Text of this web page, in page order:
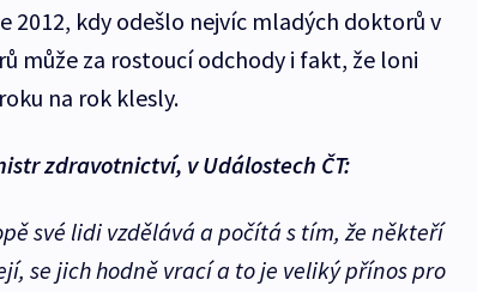
2012, kdy odešlo nejvíc mladých doktorů v
může za rostoucí odchody i fakt, že loni
na rok klesly.
zdravotnictví, v Událostech ČT:
své lidi vzdělává a počítá s tím, že někteří
se jich hodně vrací a to je veliký přínos pro